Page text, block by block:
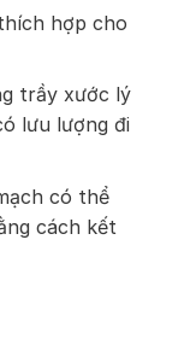
hợp cho
trầy xước lý
lưu lượng đi
có thể
cách kết